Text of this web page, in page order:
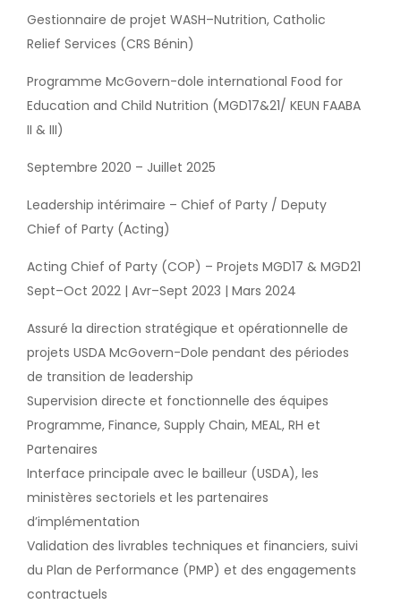
Gestionnaire de projet WASH–Nutrition, Catholic
Relief Services (CRS Bénin)
Programme McGovern-dole international Food for
Education and Child Nutrition (MGD17&21/ KEUN FAABA
II & III)
Septembre 2020 – Juillet 2025
Leadership intérimaire – Chief of Party / Deputy
Chief of Party (Acting)
Acting Chief of Party (COP) – Projets MGD17 & MGD21
Sept–Oct 2022 | Avr–Sept 2023 | Mars 2024
Assuré la direction stratégique et opérationnelle de
projets USDA McGovern-Dole pendant des périodes
de transition de leadership
Supervision directe et fonctionnelle des équipes
Programme, Finance, Supply Chain, MEAL, RH et
Partenaires
Interface principale avec le bailleur (USDA), les
ministères sectoriels et les partenaires
d’implémentation
Validation des livrables techniques et financiers, suivi
du Plan de Performance (PMP) et des engagements
contractuels